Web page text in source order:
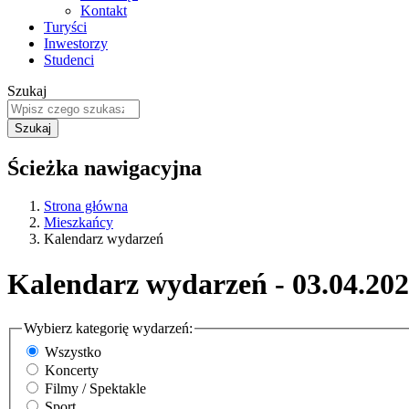
Kontakt
Turyści
Inwestorzy
Studenci
Szukaj
Ścieżka nawigacyjna
Strona główna
Mieszkańcy
Kalendarz wydarzeń
Kalendarz wydarzeń -
Wybierz kategorię wydarzeń:
Wszystko
Koncerty
Filmy / Spektakle